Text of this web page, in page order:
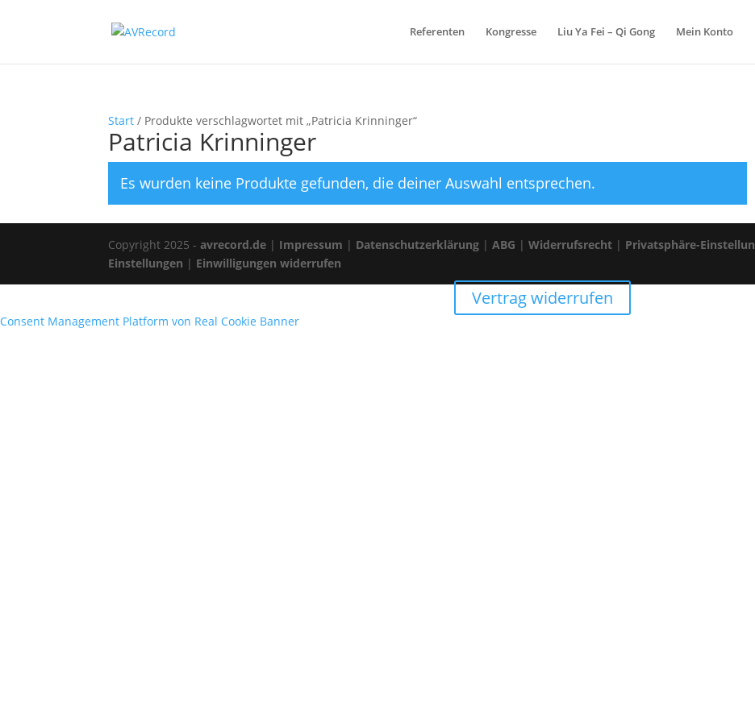
Referenten Kongresse Liu Ya Fei – Qi Gong Mein Konto
Start / Produkte verschlagwortet mit „Patricia Krinninger“
Patricia Krinninger
Es wurden keine Produkte gefunden, die deiner Auswahl entsprechen.
Copyright 2025 -avrecord.de | Impressum | Datenschutzerklärung |ABG |Widerrufsrecht | Privatsphäre-
Einstellungen | Einwilligungen widerrufen
Vertrag widerrufen
Consent Management Platform von Real Cookie Banner